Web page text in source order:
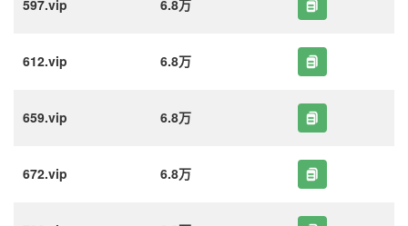
597.vip 6.8万
612.vip 6.8万
659.vip 6.8万
672.vip 6.8万